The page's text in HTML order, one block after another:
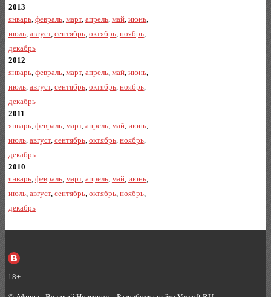
2013
январь, февраль, март, апрель, май, июнь,
июль, август, сентябрь, октябрь, ноябрь,
декабрь
2012
январь, февраль, март, апрель, май, июнь,
июль, август, сентябрь, октябрь, ноябрь,
декабрь
2011
январь, февраль, март, апрель, май, июнь,
июль, август, сентябрь, октябрь, ноябрь,
декабрь
2010
январь, февраль, март, апрель, май, июнь,
июль, август, сентябрь, октябрь, ноябрь,
декабрь
18+